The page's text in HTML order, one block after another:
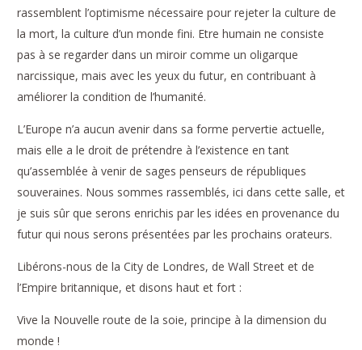
rassemblent l’optimisme nécessaire pour rejeter la culture de
la mort, la culture d’un monde fini. Etre humain ne consiste
pas à se regarder dans un miroir comme un oligarque
narcissique, mais avec les yeux du futur, en contribuant à
améliorer la condition de l’humanité.
L’Europe n’a aucun avenir dans sa forme pervertie actuelle,
mais elle a le droit de prétendre à l’existence en tant
qu’assemblée à venir de sages penseurs de républiques
souveraines. Nous sommes rassemblés, ici dans cette salle, et
je suis sûr que serons enrichis par les idées en provenance du
futur qui nous serons présentées par les prochains orateurs.
Libérons-nous de la City de Londres, de Wall Street et de
l’Empire britannique, et disons haut et fort :
Vive la Nouvelle route de la soie, principe à la dimension du
monde !